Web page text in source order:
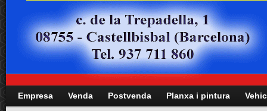
Empresa Venda Postvenda Planxa i pintura